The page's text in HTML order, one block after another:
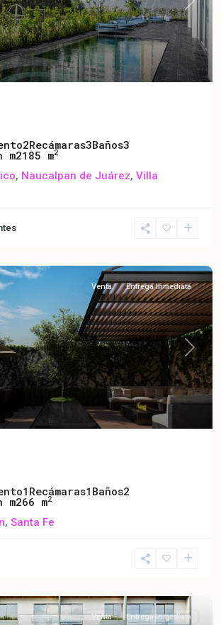
Next
2Recámaras3Baños3
m2185 m2
, Naucalpan de Juárez, Villa
Next
Venta Entrega Inmediata
1 Recámaras1 Baños2
m266 m2
, Santa Fe
Venta Entrega Inmediata